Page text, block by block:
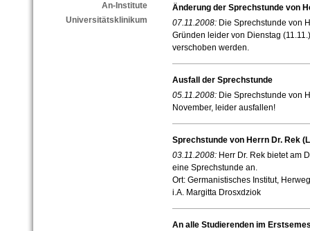
An-Institute
Universitätsklinikum
Änderung der Sprechstunde von
07.11.2008: Die Sprechstunde von
Gründen leider von Dienstag
verschoben werden.
Ausfall der Sprechstunde
05.11.2008: Die Sprechstunde von
November, leider ausfallen!
Sprechstunde von Herrn Dr. Rek
03.11.2008: Herr Dr. Rek bietet am
eine Sprechstunde an.
Ort: Germanistisches Institut,
i.A. Margitta Drosxdziok
An alle Studierenden im